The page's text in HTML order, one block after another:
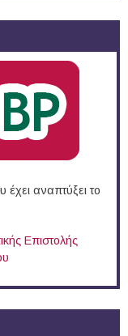
έχει αναπτύξει το
Επιστολής